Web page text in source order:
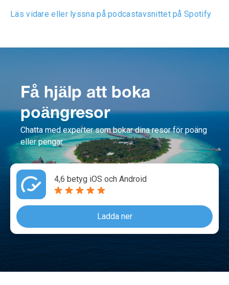
Läs vidare eller lyssna på podcastavsnittet på Spotify
Få hjälp att boka
poängresor
Chatta med experter som bokar dina resor för poäng
eller pengar.
4,6 betyg iOS och Android
Ladda ner